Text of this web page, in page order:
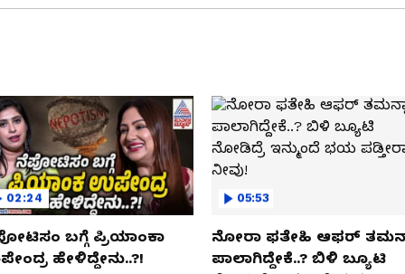
ಸೇವೆ ಮಾಡಬೇಕು ಎಂದು ಗೋಶಾಲೆ ತೆರೆದವರಿಗೆ ಬರ ಶಾಕ್‌
ಬೀಗ: ಯಶವಂತಪುರದ ದೊಡ್ಡ ದವಖಾನೆಯೇ
02:24
ಬಗ್ಗೆ ಪ್ರಿಯಾಂಕಾ
ಹೇಳಿದ್ದೇನು..?!
05:53
ನೋರಾ ಫತೇಹಿ ಆಫರ್​
ಪಾಲಾಗಿದ್ದೇಕೆ..? ಬಿಳಿ ಬ್ಯೂಟಿ